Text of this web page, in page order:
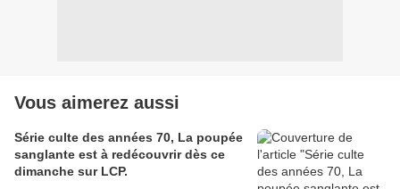
Vous aimerez aussi
Série culte des années 70, La poupée
sanglante est à redécouvrir dès ce
dimanche sur LCP.